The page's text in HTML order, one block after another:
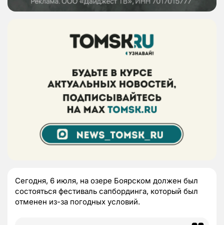
Сегодня, 6 июля, на озере Боярском должен был
состояться фестиваль сапбординга, который был
отменен из-за погодных условий.